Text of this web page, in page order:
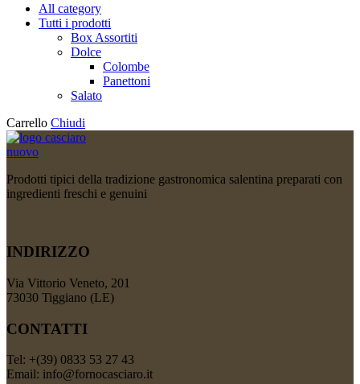
All category
Tutti i prodotti
Box Assortiti
Dolce
Colombe
Panettoni
Salato
Carrello Chiudi
Prodotti tipici della tradizione gastronomica salentina preparati con
ingredienti freschi e genuini
INDIRIZZO
Via Vittorio Veneto, 201
73030 Tiggiano (LE)
CONTATTI
Tel: +(39) 0833 53 27 43
Email: info@fornocasciaro.it